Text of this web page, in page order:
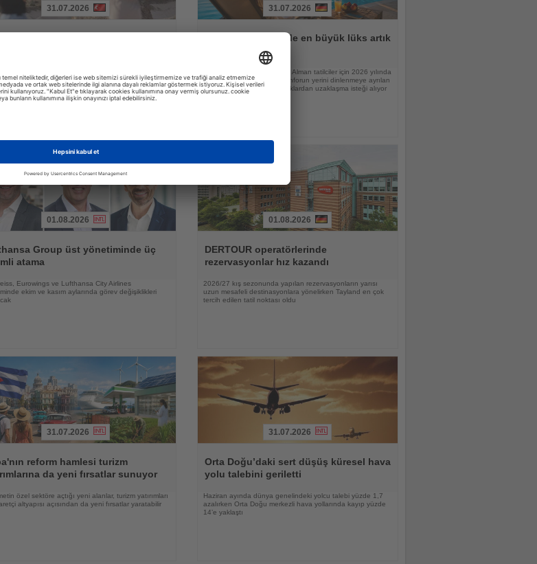
31.07.2026
üzerinde gösteri uçuşu yaptı
Oku
31.07.2026
Almanlar için tatilde en büyük lüks artık
YouGov araştırmasına göre Alman tatilciler için 2026 yılında
lüksün anlamı değişiyor; konforun yerini dinlenmeye ayrılan
zaman ve günlük sorumluluklardan uzaklaşma isteği alıyor
01.08.2026
Group üst yönetiminde üç
atama
Eurowings ve Lufthansa City Airlines
ekim ve kasım aylarında görev değişiklikleri
Oku
01.08.2026
DERTOUR operatörlerinde
rezervasyonlar hız kazandı
2026/27 kış sezonunda yapılan rezervasyonların yarısı
uzun mesafeli destinasyonlara yönelirken Tayland en çok
tercih edilen tatil noktası oldu
31.07.2026
reform hamlesi turizm
da yeni fırsatlar sunuyor
özel sektöre açtığı yeni alanlar, turizm yatırımları
altyapısı açısından da yeni fırsatlar yaratabilir
Oku
31.07.2026
Orta Doğu’daki sert düşüş küresel hava
yolu talebini geriletti
Haziran ayında dünya genelindeki yolcu talebi yüzde 1,7
azalırken Orta Doğu merkezli hava yollarında kayıp yüzde
14’e yaklaştı